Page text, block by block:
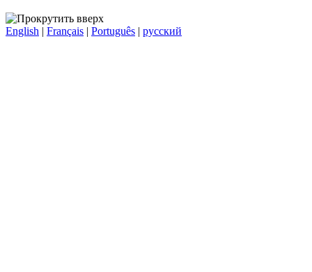
English | Français | Português | русский